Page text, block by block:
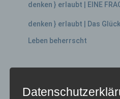
denken } erlaubt | EINE
denken } erlaubt | Das
Leben beherrscht